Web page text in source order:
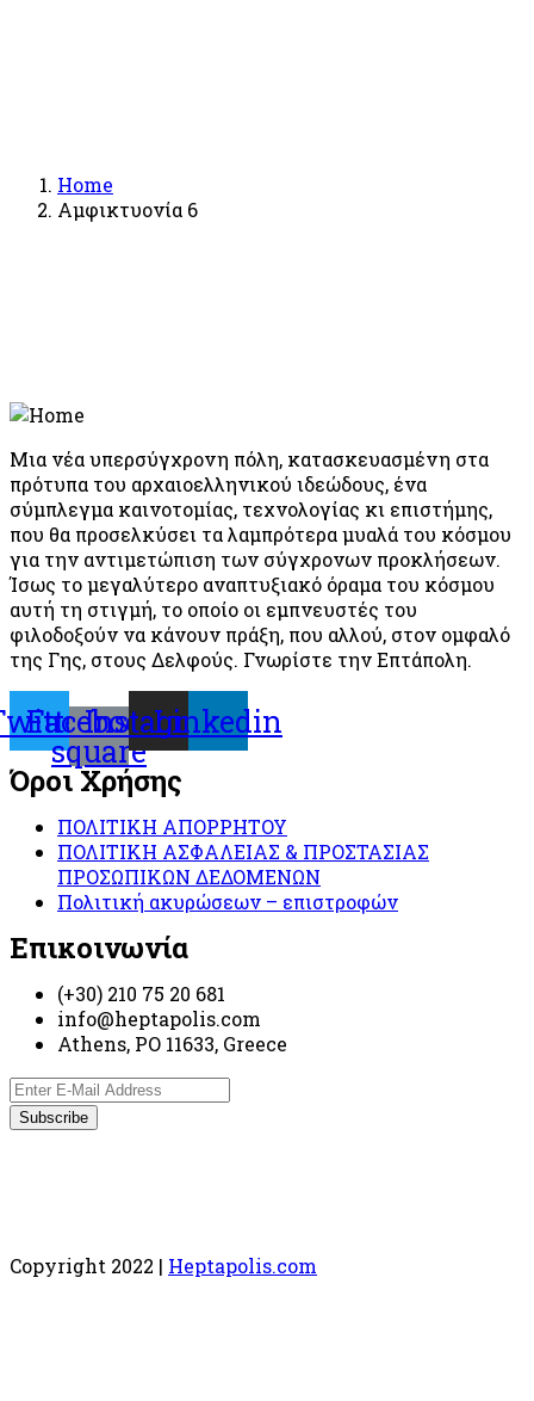
Home
Αμφικτυονία 6
Μια νέα υπερσύγχρονη πόλη, κατασκευασμένη στα
πρότυπα του αρχαιοελληνικού ιδεώδους, ένα
σύμπλεγμα καινοτομίας, τεχνολογίας κι επιστήμης,
που θα προσελκύσει τα λαμπρότερα μυαλά του κόσμου
για την αντιμετώπιση των σύγχρονων προκλήσεων.
Ίσως το μεγαλύτερο αναπτυξιακό όραμα του κόσμου
αυτή τη στιγμή, το οποίο οι εμπνευστές του
φιλοδοξούν να κάνουν πράξη, που αλλού, στον ομφαλό
της Γης, στους Δελφούς. Γνωρίστε την Επτάπολη.
Facebook-
square
Instagram
Linkedin
Όροι Χρήσης
ΠΟΛΙΤΙΚΗ ΑΠΟΡΡΗΤΟΥ
ΠΟΛΙΤΙΚΗ ΑΣΦΑΛΕΙΑΣ & ΠΡΟΣΤΑΣΙΑΣ
ΠΡΟΣΩΠΙΚΩΝ ΔΕΔΟΜΕΝΩΝ
Πολιτική ακυρώσεων – επιστροφών
Επικοινωνία
(+30) 210 75 20 681
info@heptapolis.com
Athens, PO 11633, Greece
Copyright 2022 | Heptapolis.com